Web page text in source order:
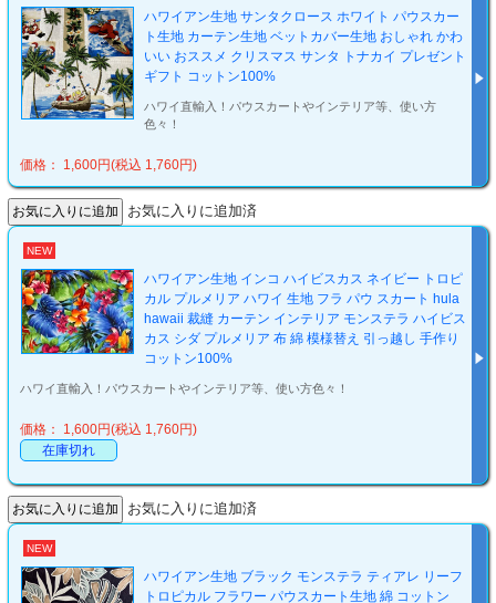
ハワイアン生地 サンタクロース ホワイト パウスカー
ト生地 カーテン生地 ベットカバー生地 おしゃれ かわ
いい おススメ クリスマス サンタ トナカイ プレゼント
ギフト コットン100%
ハワイ直輸入！パウスカートやインテリア等、使い方
色々！
価格： 1,600円(税込 1,760円)
お気に入りに追加済
NEW
ハワイアン生地 インコ ハイビスカス ネイビー トロピ
カル プルメリア ハワイ 生地 フラ パウ スカート hula
hawaii 裁縫 カーテン インテリア モンステラ ハイビス
カス シダ プルメリア 布 綿 模様替え 引っ越し 手作り
コットン100%
ハワイ直輸入！パウスカートやインテリア等、使い方色々！
価格： 1,600円(税込 1,760円)
在庫切れ
お気に入りに追加済
NEW
ハワイアン生地 ブラック モンステラ ティアレ リーフ
トロピカル フラワー パウスカート生地 綿 コットン